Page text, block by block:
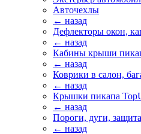
Авточехлы
← назад
Дефлекторы окон,
← назад
Кабины крыши
← назад
Коврики в салон,
← назад
Крышки пикапа
← назад
Пороги, дуги,
← назад